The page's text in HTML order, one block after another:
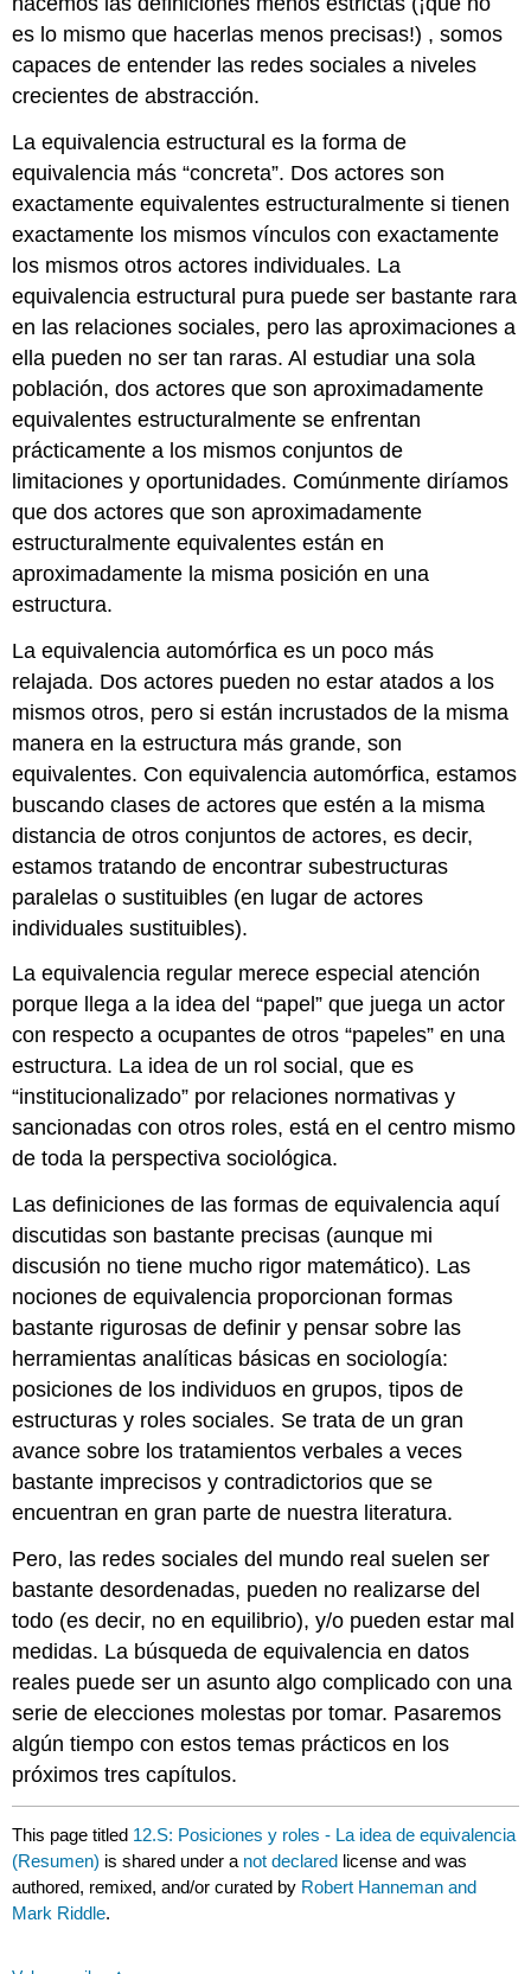
es lo mismo que hacerlas menos precisas!) , somos
capaces de entender las redes sociales a niveles
crecientes de abstracción.
La equivalencia estructural es la forma de
equivalencia más “concreta”. Dos actores son
exactamente equivalentes estructuralmente si tienen
exactamente los mismos vínculos con exactamente
los mismos otros actores individuales. La
equivalencia estructural pura puede ser bastante rara
en las relaciones sociales, pero las aproximaciones a
ella pueden no ser tan raras. Al estudiar una sola
población, dos actores que son aproximadamente
equivalentes estructuralmente se enfrentan
prácticamente a los mismos conjuntos de
limitaciones y oportunidades. Comúnmente diríamos
que dos actores que son aproximadamente
estructuralmente equivalentes están en
aproximadamente la misma posición en una
estructura.
La equivalencia automórfica es un poco más
relajada. Dos actores pueden no estar atados a los
mismos otros, pero si están incrustados de la misma
manera en la estructura más grande, son
equivalentes. Con equivalencia automórfica, estamos
buscando clases de actores que estén a la misma
distancia de otros conjuntos de actores, es decir,
estamos tratando de encontrar subestructuras
paralelas o sustituibles (en lugar de actores
individuales sustituibles).
La equivalencia regular merece especial atención
porque llega a la idea del “papel” que juega un actor
con respecto a ocupantes de otros “papeles” en una
estructura. La idea de un rol social, que es
“institucionalizado” por relaciones normativas y
sancionadas con otros roles, está en el centro mismo
de toda la perspectiva sociológica.
Las definiciones de las formas de equivalencia aquí
discutidas son bastante precisas (aunque mi
discusión no tiene mucho rigor matemático). Las
nociones de equivalencia proporcionan formas
bastante rigurosas de definir y pensar sobre las
herramientas analíticas básicas en sociología:
posiciones de los individuos en grupos, tipos de
estructuras y roles sociales. Se trata de un gran
avance sobre los tratamientos verbales a veces
bastante imprecisos y contradictorios que se
encuentran en gran parte de nuestra literatura.
Pero, las redes sociales del mundo real suelen ser
bastante desordenadas, pueden no realizarse del
todo (es decir, no en equilibrio), y/o pueden estar mal
medidas. La búsqueda de equivalencia en datos
reales puede ser un asunto algo complicado con una
serie de elecciones molestas por tomar. Pasaremos
algún tiempo con estos temas prácticos en los
próximos tres capítulos.
This page titled 12.S: Posiciones y roles - La idea de equivalencia
(Resumen) is shared under a not declared license and was
authored, remixed, and/or curated by Robert Hanneman and
Mark Riddle.